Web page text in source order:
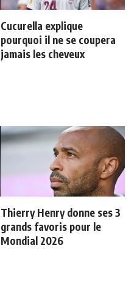
Cucurella explique
pourquoi il ne se coupera
jamais les cheveux
Thierry Henry donne ses 3
grands favoris pour le
Mondial 2026